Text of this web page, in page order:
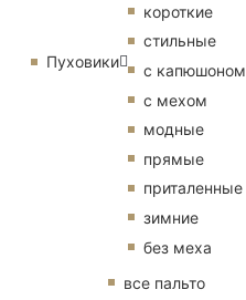
Пуховики
короткие
стильные
с капюшоном
с мехом
модные
прямые
приталенные
зимние
без меха
все пальто